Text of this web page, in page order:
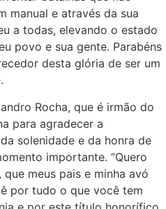
manual e através da sua
a todas, elevando o estado
povo e sua gente. Parabéns
desta glória de ser um
Rocha, que é irmão do
para agradecer a
solenidade e da honra de
importante. “Quero
meus pais e minha avó
por tudo o que você tem